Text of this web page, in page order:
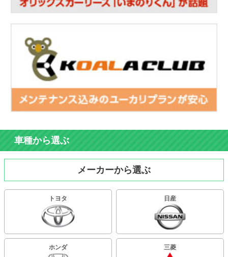
車種から選ぶ
メーカーから選ぶ
トヨタ 日産
ホンダ 三菱